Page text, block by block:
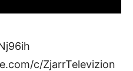
c/ZjarrTelevizion